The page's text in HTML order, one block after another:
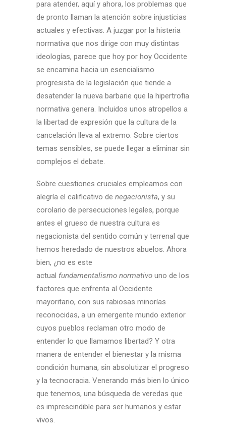
para atender, aquí y ahora, los problemas que
de pronto llaman la atención sobre injusticias
actuales y efectivas. A juzgar por la histeria
normativa que nos dirige con muy distintas
ideologías, parece que hoy por hoy Occidente
se encamina hacia un esencialismo
progresista de la legislación que tiende a
desatender la nueva barbarie que la hipertrofia
normativa genera. Incluidos unos atropellos a
la libertad de expresión que la cultura de la
cancelación lleva al extremo. Sobre ciertos
temas sensibles, se puede llegar a eliminar sin
complejos el debate.
Sobre cuestiones cruciales empleamos con
alegría el calificativo de negacionista, y su
corolario de persecuciones legales, porque
antes el grueso de nuestra cultura es
negacionista del sentido común y terrenal que
hemos heredado de nuestros abuelos. Ahora
bien, ¿no es este
actual fundamentalismo normativo uno de los
factores que enfrenta al Occidente
mayoritario, con sus rabiosas minorías
reconocidas, a un emergente mundo exterior
cuyos pueblos reclaman otro modo de
entender lo que llamamos libertad? Y otra
manera de entender el bienestar y la misma
condición humana, sin absolutizar el progreso
y la tecnocracia. Venerando más bien lo único
que tenemos, una búsqueda de veredas que
es imprescindible para ser humanos y estar
vivos.